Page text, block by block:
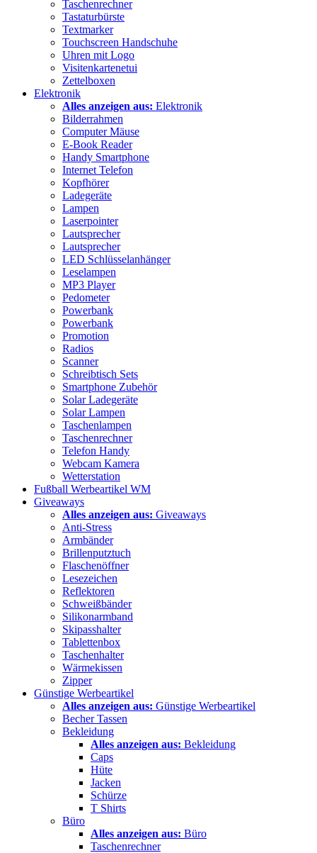
Taschenrechner
Tastaturbürste
Textmarker
Touchscreen Handschuhe
Uhren mit Logo
Visitenkartenetui
Zettelboxen
Elektronik
Alles anzeigen aus: Elektronik
Bilderrahmen
Computer Mäuse
E-Book Reader
Handy Smartphone
Internet Telefon
Kopfhörer
Ladegeräte
Lampen
Laserpointer
Lautsprecher
Lautsprecher
LED Schlüsselanhänger
Leselampen
MP3 Player
Pedometer
Powerbank
Powerbank
Promotion
Radios
Scanner
Schreibtisch Sets
Smartphone Zubehör
Solar Ladegeräte
Solar Lampen
Taschenlampen
Taschenrechner
Telefon Handy
Webcam Kamera
Wetterstation
Fußball Werbeartikel WM
Giveaways
Alles anzeigen aus: Giveaways
Anti-Stress
Armbänder
Brillenputztuch
Flaschenöffner
Lesezeichen
Reflektoren
Schweißbänder
Silikonarmband
Skipasshalter
Tablettenbox
Taschenhalter
Wärmekissen
Zipper
Günstige Werbeartikel
Alles anzeigen aus: Günstige Werbeartikel
Becher Tassen
Bekleidung
Alles anzeigen aus: Bekleidung
Caps
Hüte
Jacken
Schürze
T Shirts
Büro
Alles anzeigen aus: Büro
Taschenrechner